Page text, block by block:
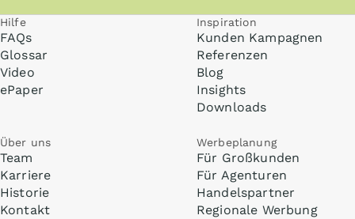
Hilfe
FAQs
Glossar
Video
ePaper
Inspiration
Kunden Kampagnen
Referenzen
Blog
Insights
Downloads
Über uns
Team
Karriere
Historie
Kontakt
Werbeplanung
Für Großkunden
Für Agenturen
Handelspartner
Regionale Werbung